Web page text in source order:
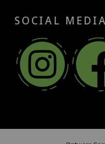
SOCIAL MEDIA